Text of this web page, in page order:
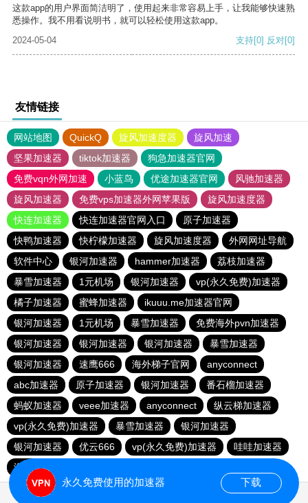
这款app的用户界面简洁明了，使用起来非常容易上手，让我能够快速熟
悉操作。我不用看说明书，就可以轻松使用这款app。
2024-05-04
支持[0] 反对[0]
友情链接
网站地图 QuickQ 旋风加速度器
旋风加速
坚果加速器
tiktok加速器
狗急加速器官网
免费vqn外网加速
小蓝鸟 优途加速器官网
风驰加速器
旋风加速器
免费vps加速器外网苹果版
旋风加速度器
快连加速器
快连加速器官网入口
原子加速器
快鸭加速器
快柠檬加速器 旋风加速度器
外网网址导航
软件中心
银河加速器 hammer加速器
荔枝加速器
暴雪加速器
1元机场 银河加速器
vp(永久免费)加速器
橘子加速器
蜜蜂加速器
ikuuu.me加速器官网
银河加速器
1元机场 暴雪加速器
免费海外pvn加速器
银河加速器
银河加速器 银河加速器
暴雪加速器
银河加速器
速鹰666 海外梯子官网
anyconnect
abc加速器
原子加速器 银河加速器
番石榴加速器
蚂蚁加速器
veee加速器 anyconnect
纵云梯加速器
vp(永久免费)加速器
暴雪加速器
银河加速器
银河加速器
优云666 vp(永久免费)加速器
哇哇加速器
海鸥加速器
永久免费使用的加速器 下载